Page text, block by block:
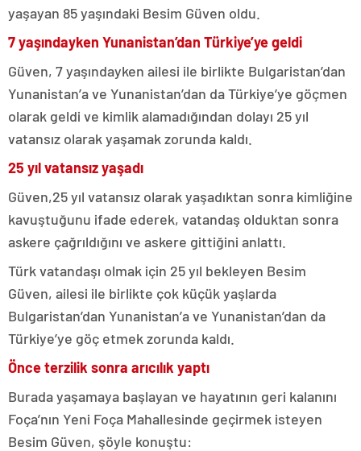
yaşayan 85 yaşındaki Besim Güven oldu.
7 yaşındayken Yunanistan’dan Türkiye’ye geldi
Güven, 7 yaşındayken ailesi ile birlikte Bulgaristan’dan
Yunanistan’a ve Yunanistan’dan da Türkiye’ye göçmen
olarak geldi ve kimlik alamadığından dolayı 25 yıl
vatansız olarak yaşamak zorunda kaldı.
25 yıl vatansız yaşadı
Güven,25 yıl vatansız olarak yaşadıktan sonra kimliğine
kavuştuğunu ifade ederek, vatandaş olduktan sonra
askere çağrıldığını ve askere gittiğini anlattı.
Türk vatandaşı olmak için 25 yıl bekleyen Besim
Güven, ailesi ile birlikte çok küçük yaşlarda
Bulgaristan’dan Yunanistan’a ve Yunanistan’dan da
Türkiye’ye göç etmek zorunda kaldı.
Önce terzilik sonra arıcılık yaptı
Burada yaşamaya başlayan ve hayatının geri kalanını
Foça’nın Yeni Foça Mahallesinde geçirmek isteyen
Besim Güven, şöyle konuştu: